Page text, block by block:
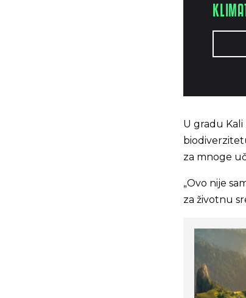
U gradu
za mnoge
„Ovo nije
za životnu